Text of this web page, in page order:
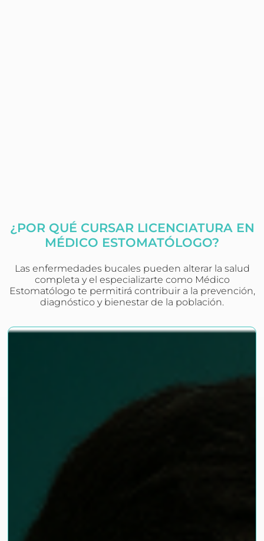
¿POR QUÉ CURSAR LICENCIATURA EN
MÉDICO ESTOMATÓLOGO?
Las enfermedades bucales pueden alterar la salud
completa y el especializarte como Médico
Estomatólogo te permitirá contribuir a la prevención,
diagnóstico y bienestar de la población.